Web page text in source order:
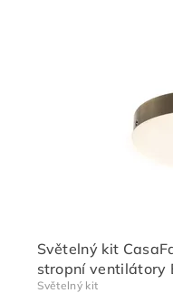
Světelný kit
stropní ventilátory
Světelný kit